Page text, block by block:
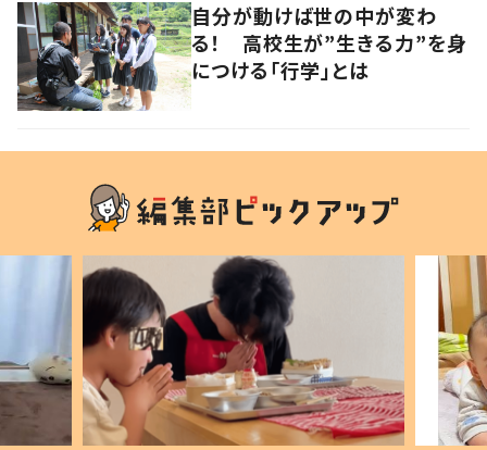
自分が動けば世の中が変わ
る！ 高校生が”生きる力”を身
につける「行学」とは